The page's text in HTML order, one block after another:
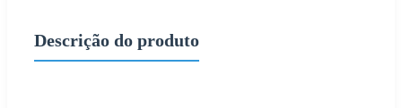
Descrição do produto